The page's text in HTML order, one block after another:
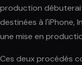
production
destinées à l'iPhone,
une mise en
Ces deux procédés